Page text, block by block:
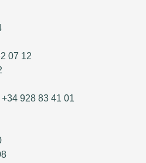
07 12
928 83 41 01